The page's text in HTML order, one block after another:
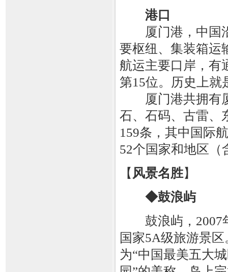
港口
厦门港，中国沿
要枢纽、集装箱运
航运主要口岸，有
第15位。历史上就
厦门港共拥有厦
石、石码、古雷、
159条，其中国际
52个国家和地区（
【 风景名胜】
◆鼓浪屿
鼓浪屿，2007
国家5A级旅游景
为“中国最美五大